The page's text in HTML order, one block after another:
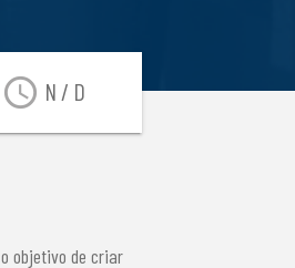
access_time N / D
o objetivo de criar